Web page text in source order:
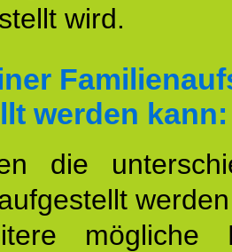
wird.
werden kann:
die
mögliche